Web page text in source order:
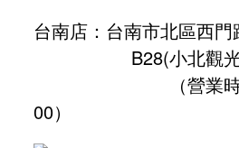
台南店：台南市北區西
B28(小北
（營業
00）